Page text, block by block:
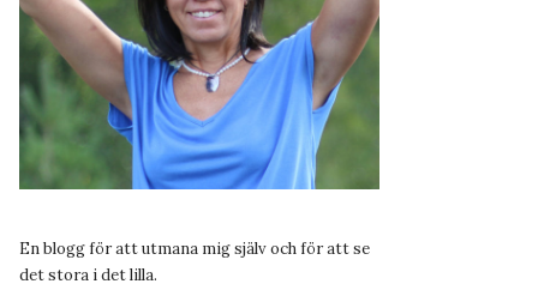
En blogg för att utmana mig själv och för att se
det stora i det lilla.